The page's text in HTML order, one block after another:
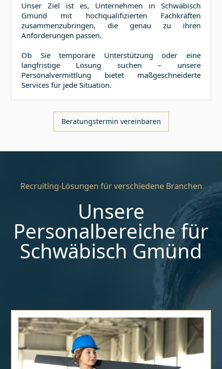
Unser Ziel ist es, Unternehmen in Schwäbisch
Gmünd mit hochqualifizierten Fachkräften
zusammenzubringen, die genau zu ihren
Anforderungen passen.
Ob Sie temporäre Unterstützung oder eine
langfristige Lösung suchen – unsere
Personalvermittlung bietet maßgeschneiderte
Services für jede Situation.
Beratungstermin vereinbaren
Recruiting-Lösungen für verschiedene Branchen
Unsere
Personalbereiche für
Schwäbisch Gmünd